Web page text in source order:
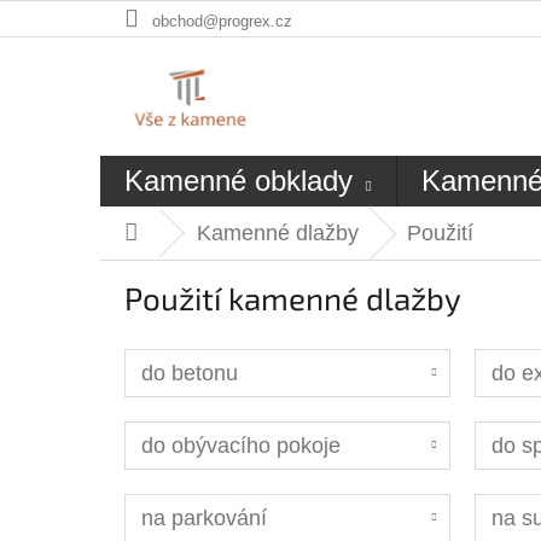
na
obchod@progrex.cz
Kamenné obklady
DomůKamenné dlažby Použití
Použití kamenné dlažby
do betonu do
do obývacího pokoje do
na parkování na